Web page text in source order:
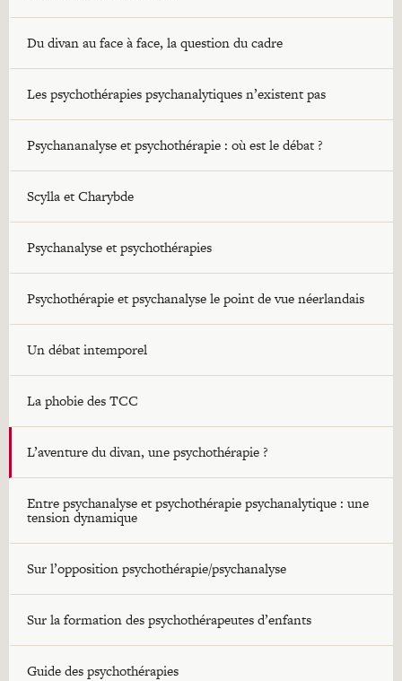
Du divan au face à face, la question du cadre
Les psychothérapies psychanalytiques n’existent pas
Psychananalyse et psychothérapie : où est le débat ?
Scylla et Charybde
Psychanalyse et psychothérapies
Psychothérapie et psychanalyse le point de vue néerlandais
Un débat intemporel
La phobie des TCC
L’aventure du divan, une psychothérapie ?
Entre psychanalyse et psychothérapie psychanalytique : une
tension dynamique
Sur l’opposition psychothérapie/psychanalyse
Sur la formation des psychothérapeutes d’enfants
Guide des psychothérapies